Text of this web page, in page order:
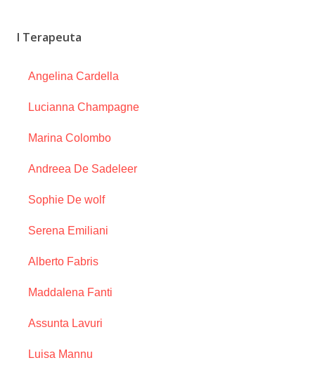
I Terapeuta
Angelina Cardella
Lucianna Champagne
Marina Colombo
Andreea De Sadeleer
Sophie De wolf
Serena Emiliani
Alberto Fabris
Maddalena Fanti
Assunta Lavuri
Luisa Mannu